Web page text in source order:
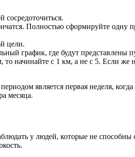
сосредоточиться.
Полностью сформируйте одну
цели.
график, где будут представлены
начинайте с 1 км, а не с 5. Если же
является первая неделя, когда
месяца.
у людей, которые не способны